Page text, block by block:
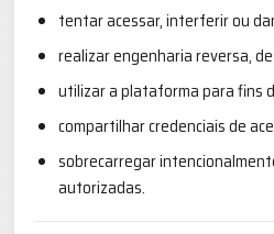
tentar acessar, interferir ou
realizar engenharia reversa,
utilizar a plataforma para fins
compartilhar credenciais de
sobrecarregar
autorizadas.